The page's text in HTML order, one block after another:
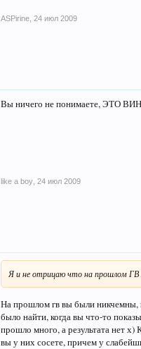
ASPirine 24 июл 2009
Вы ничего не понимаете, ЭТО ВИН
like a boy 24 июл 2009
Я и не отрицаю что на прошлом
На прошлом гв вы были никчемны,
было найти, когда вы что-то
прошло много, а результата нет
вы у них сосете, причем у